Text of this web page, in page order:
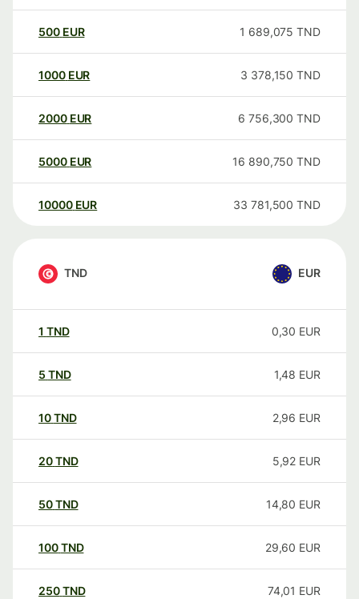
500 EUR 1 689,075 TND
1000 EUR 3 378,150 TND
2000 EUR 6 756,300 TND
5000 EUR 16 890,750 TND
10000 EUR 33 781,500 TND
TND EUR
1 TND 0,30 EUR
5 TND 1,48 EUR
10TND 2,96 EUR
20TND 5,92 EUR
50TND 14,80 EUR
100TND 29,60 EUR
250TND 74,01 EUR